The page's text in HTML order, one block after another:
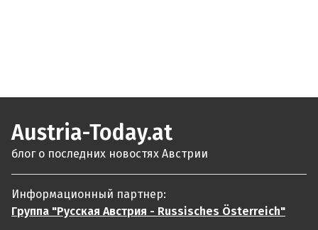
Austria-Today.at
блог о последних новостях Австрии
Информационный партнер:
Группа "Русская Австрия - Russisches Österreich"